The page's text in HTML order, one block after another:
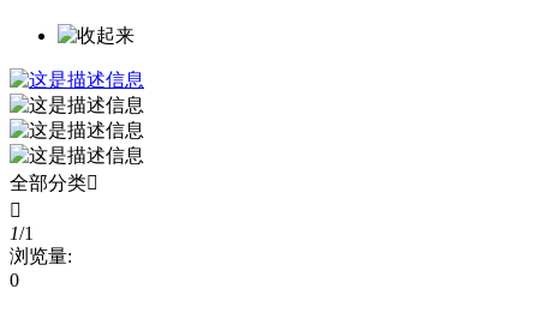
全部分类

1/1
浏览量:
0